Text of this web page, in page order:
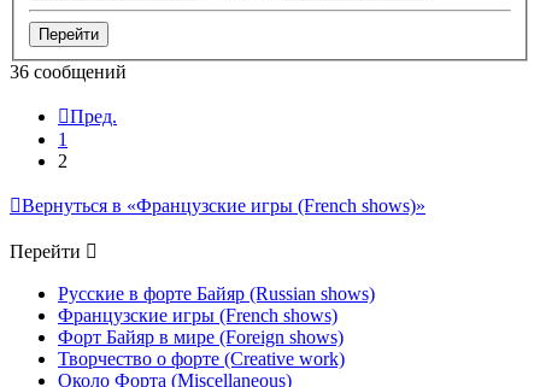
36 сообщений
Пред.
1
2
Вернуться в «Французские игры (French shows)»
Перейти
Русские в форте Байяр (Russian shows)
Французские игры (French shows)
Форт Байяр в мире (Foreign shows)
Творчество о форте (Creative work)
Около Форта (Miscellaneous)